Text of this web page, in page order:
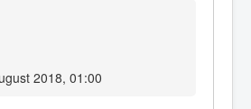
2018, 01:00